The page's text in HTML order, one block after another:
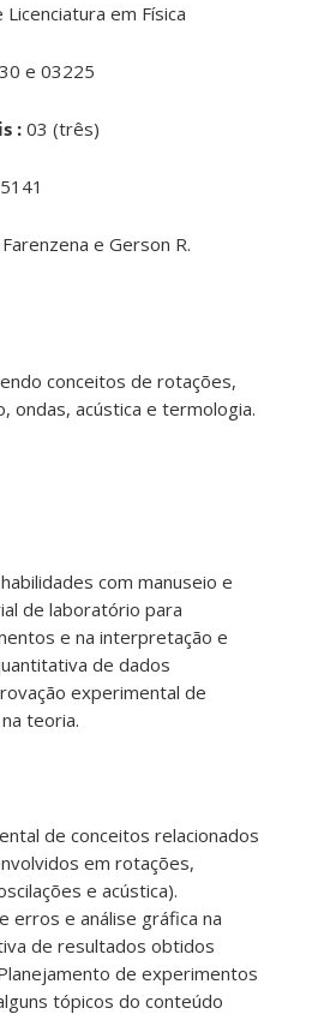
Licenciatura em Física
e 03225
: 03 (três)
Farenzena e Gerson R.
conceitos de rotações,
ondas, acústica e termologia.
com manuseio e
de laboratório para
e na interpretação e
de dados
experimental de
teoria.
de conceitos relacionados
em rotações,
e acústica).
erros e análise gráfica na
de resultados obtidos
de experimentos
tópicos do conteúdo